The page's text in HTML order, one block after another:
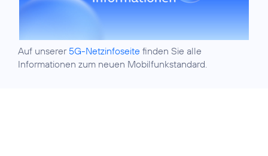
Auf unserer 5G-Netzinfoseite finden Sie alle
Informationen zum neuen Mobilfunkstandard.